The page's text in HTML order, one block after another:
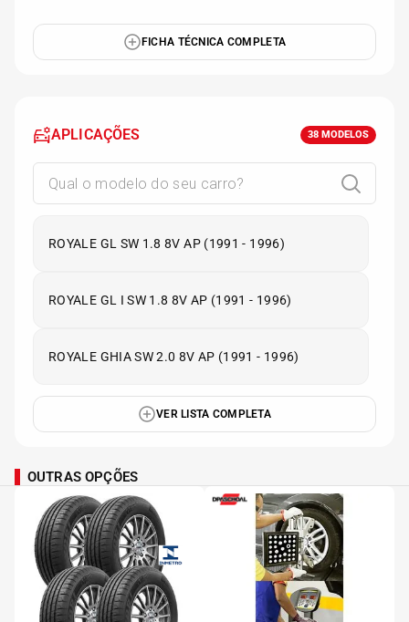
FICHA TÉCNICA COMPLETA
APLICAÇÕES 38 MODELOS
ROYALE GL SW 1.8 8V AP (1991 - 1996)
ROYALE GL I SW 1.8 8V AP (1991 - 1996)
ROYALE GHIA SW 2.0 8V AP (1991 - 1996)
VER LISTA COMPLETA
OUTRAS OPÇÕES